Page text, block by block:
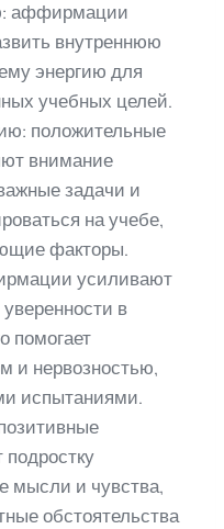
аффирмации
внутреннюю
энергию для
учебных целей.
положительные
внимание
задачи и
на учебе,
факторы.
усиливают
в
помогает
и нервозностью,
испытаниями.
мысли и чувства,
обстоятельства